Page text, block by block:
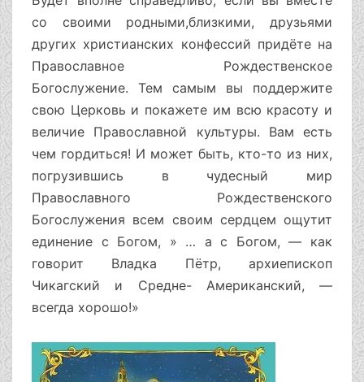
со своими родными,близкими, друзьями
других христианских конфессий придёте на
Православное Рождественское
Богослужение. Тем самым вы поддержите
свою Церковь и покажете им всю красоту и
величие Православной культуры. Вам есть
чем гордиться! И может быть, кто-то из них,
погрузившись в чудесный мир
Православного Рождественского
Богослужения всем своим сердцем ощутит
единение с Богом, » … а с Богом, — как
говорит Владка Пётр, архиепископ
Чикагский и Средне- Американский, —
всегда хорошо!»